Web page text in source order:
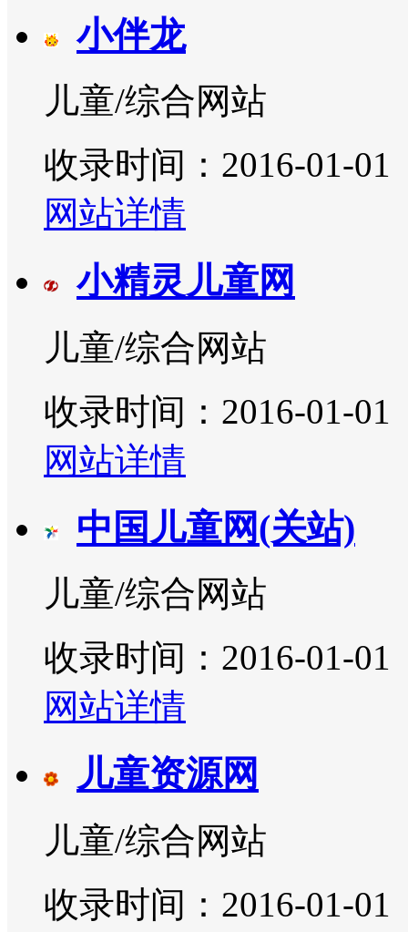
小伴龙
儿童/综合网站
收录时间：2016-01-01
网站详情
小精灵儿童网
儿童/综合网站
收录时间：2016-01-01
网站详情
中国儿童网(关站)
儿童/综合网站
收录时间：2016-01-01
网站详情
儿童资源网
儿童/综合网站
收录时间：2016-01-01